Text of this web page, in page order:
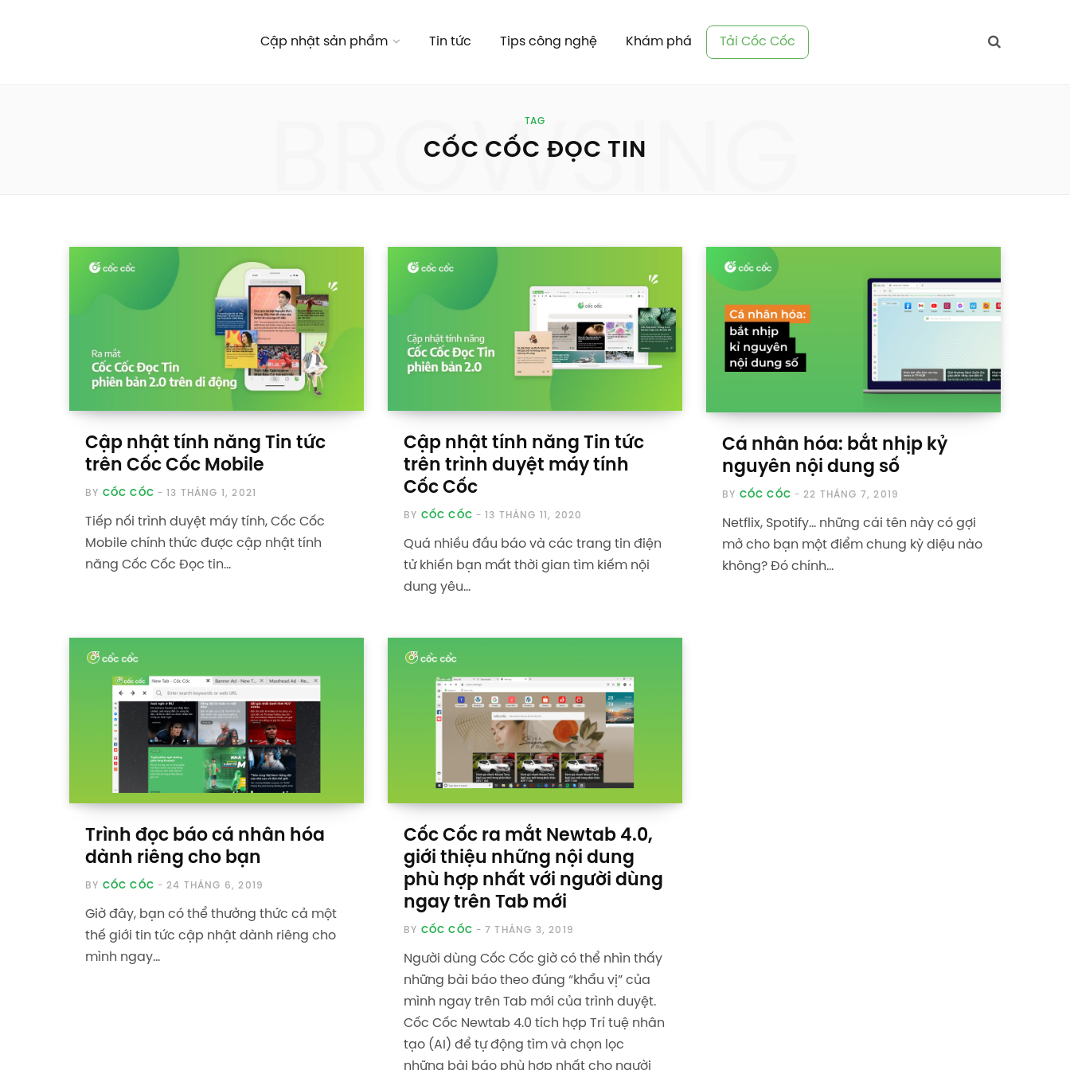
Cập nhật sản phẩm Tin tức Tips công nghệ Khám phá Tải Cốc Cốc
TAG
CỐC CỐC ĐỌC TIN
BROWSING
Cập nhật tính năng Tin tức
trên Cốc Cốc Mobile
BY CỐC CỐC 13 THÁNG 1, 2021
Tiếp nối trình duyệt máy tính, Cốc Cốc
Mobile chính thức được cập nhật tính
năng Cốc Cốc Đọc tin…
Cập nhật tính năng Tin tức
trên trình duyệt máy tính
Cốc Cốc
BY CỐC CỐC 13 THÁNG 11, 2020
Quá nhiều đầu báo và các trang tin điện
tử khiến bạn mất thời gian tìm kiếm nội
dung yêu…
Cá nhân hóa: bắt nhịp kỷ
nguyên nội dung số
BY CỐC CỐC 22 THÁNG 7, 2019
Netflix, Spotify… những cái tên này có gợi
mở cho bạn một điểm chung kỳ diệu nào
không? Đó chính…
Trình đọc báo cá nhân hóa
dành riêng cho bạn
BY CỐC CỐC 24 THÁNG 6, 2019
Giờ đây, bạn có thể thưởng thức cả một
thế giới tin tức cập nhật dành riêng cho
mình ngay…
Cốc Cốc ra mắt Newtab 4.0,
giới thiệu những nội dung
phù hợp nhất với người dùng
ngay trên Tab mới
BY CỐC CỐC 7 THÁNG 3, 2019
Người dùng Cốc Cốc giờ có thể nhìn thấy
những bài báo theo đúng “khẩu vị” của
mình ngay trên Tab mới của trình duyệt.
Cốc Cốc Newtab 4.0 tích hợp Trí tuệ nhân
tạo (AI) để tự động tìm và chọn lọc
những bài báo phù hợp nhất cho người